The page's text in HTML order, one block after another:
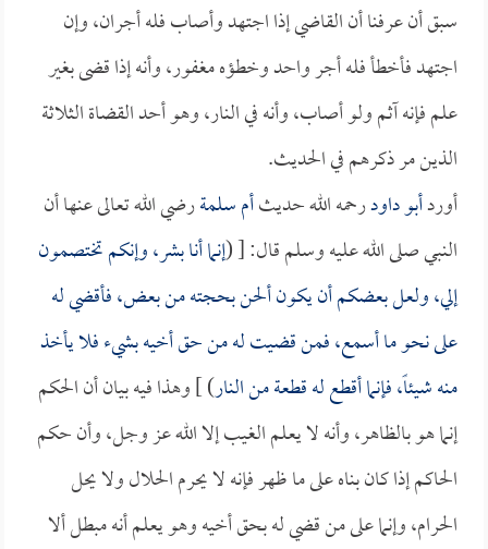
سبق أن عرفنا أن القاضي إذا اجتهد وأصاب فله أجران، وإن
اجتهد فأخطأ فله أجر واحد وخطؤه مغفور، وأنه إذا قضى بغير
علم فإنه آثم ولو أصاب، وأنه في النار، وهو أحد القضاة الثلاثة
الذين مر ذكرهم في الحديث.
أوردأبو داودرحمه الله حديثأم سلمةرضي الله تعالى عنها أن
النبي صلى الله عليه وسلم قال: [ (إنما أنا بشر، وإنكم تختصمون
إلي، ولعل بعضكم أن يكون ألحن بحجته من بعض، فأقضي له
على نحو ما أسمع، فمن قضيت له من حق أخيه بشيء فلا يأخذ
منه شيئاً، فإنما أقطع له قطعة من النار) ] وهذا فيه بيان أن الحكم
إنما هو بالظاهر، وأنه لا يعلم الغيب إلا الله عز وجل، وأن حكم
الحاكم إذا كان بناه على ما ظهر فإنه لا يحرم الحلال ولا يحل
الحرام، وإنما على من قضي له بحق أخيه وهو يعلم أنه مبطل ألا